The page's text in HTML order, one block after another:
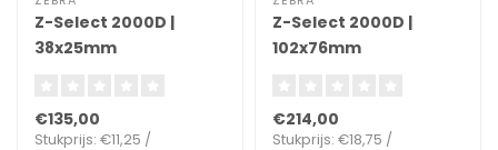
Z-Select 2000D |
38x25mm
€135,00
Stukprijs: €11,25 /
Z-Select 2000D |
102x76mm
€214,00
Stukprijs: €18,75 /